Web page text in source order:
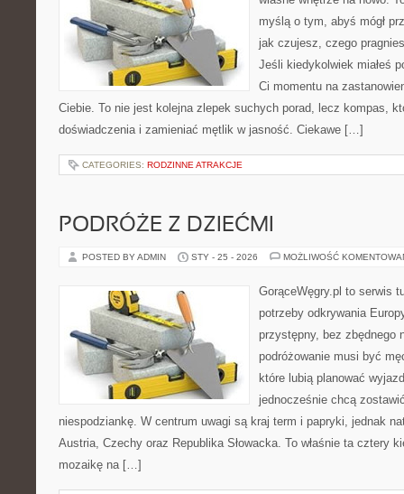
myślą o tym, abyś mógł
jak czujesz, czego
Jeśli kiedykolwiek miałeś
Ci momentu na
Ciebie. To nie jest kolejna zlepek suchych porad, lecz kompas,
doświadczenia i zamieniać mętlik w jasność. Ciekawe […]
CATEGORIES: RODZINNE ATRAKCJE
PODRÓŻE Z DZIEĆMI
POSTED BY ADMIN STY - 25 - 2026 MOŻLIWOŚĆ
GorąceWęgry.pl to serwis
potrzeby odkrywania
przystępny, bez zbędnego
podróżowanie musi być
które lubią planować
jednocześnie chcą
niespodziankę. W centrum uwagi są kraj term i papryki, jednak
Austria, Czechy oraz Republika Słowacka. To właśnie ta cztery
mozaikę na […]